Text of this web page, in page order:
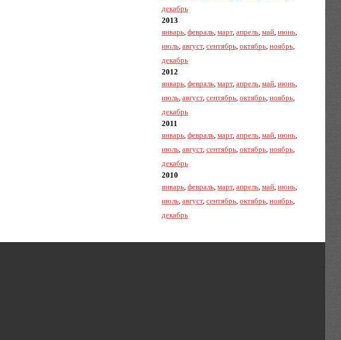
декабрь
2013
январь,февраль,март,апрель,май,июнь,
июль,август,сентябрь,октябрь,ноябрь,
декабрь
2012
январь,февраль,март,апрель,май,июнь,
июль,август,сентябрь,октябрь,ноябрь,
декабрь
2011
январь,февраль,март,апрель,май,июнь,
июль,август,сентябрь,октябрь,ноябрь,
декабрь
2010
январь,февраль,март,апрель,май,июнь,
июль,август,сентябрь,октябрь,ноябрь,
декабрь